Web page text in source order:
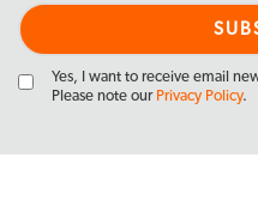
Yes, I want to receive email
Please note our Privacy Policy.